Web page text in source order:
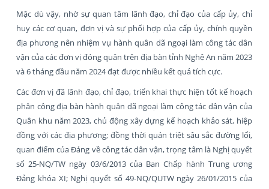
Mặc dù vậy, nhờ sự quan tâm lãnh đạo, chỉ đạo của cấp ủy, chỉ
huy các cơ quan, đơn vị và sự phối hợp của cấp ủy, chính quyền
địa phương nên nhiệm vụ hành quân dã ngoại làm công tác dân
vận của các đơn vị đóng quân trên địa bàn tỉnh Nghệ An năm 2023
và 6 tháng đầu năm 2024 đạt được nhiều kết quả tích cực.
Các đơn vị đã lãnh đạo, chỉ đạo, triển khai thực hiện tốt kế hoạch
phân công địa bàn hành quân dã ngoại làm công tác dân vận của
Quân khu năm 2023, chủ động xây dựng kế hoạch khảo sát, hiệp
đồng với các địa phương; đồng thời quán triệt sâu sắc đường lối,
quan điểm của Đảng về công tác dân vận, trọng tâm là Nghị quyết
số 25-NQ/TW ngày 03/6/2013 của Ban Chấp hành Trung ương
Đảng khóa XI; Nghị quyết số 49-NQ/QUTW ngày 26/01/2015 của